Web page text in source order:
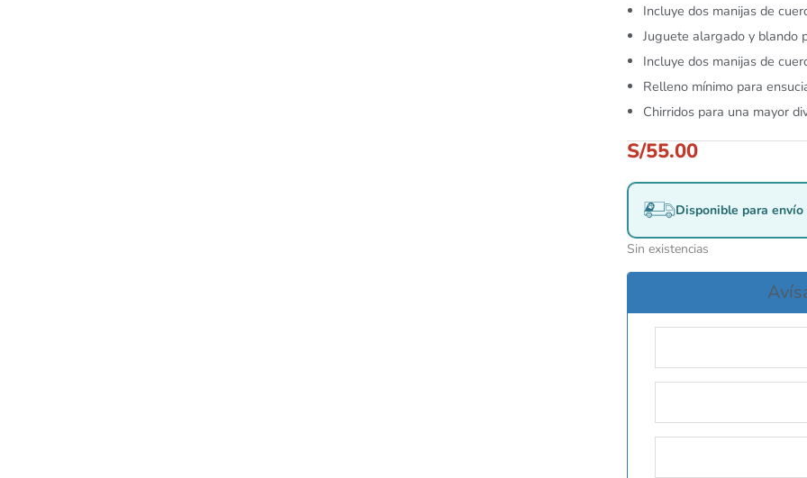
Incluye dos manijas de
Juguete alargado y blando
Incluye dos manijas de
Relleno mínimo para
Chirridos para una mayor
S/55.00
Disponible para
Sin existencias